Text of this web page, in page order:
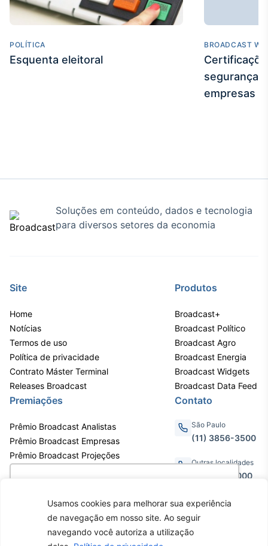
como você interage em nosso site e
personalizar conteúdo. Ao utilizar este site, você
concorda com o uso de cookies.
Usamos cookies para melhorar sua experiência
de navegação em nosso site. Ao seguir
navegando você autoriza a utilização
Broadcast
Fundos
A melhor
BroadFast
Em breve
POLÍTICA
Esquenta eleitoral
BROADCAST
segurança
empresas
Soluções em conteúdo, dados e tecnologia
para diversos setores da economia
Site
Home
Notícias
Termos de uso
Política de privacidade
Contrato Máster Terminal
Releases Broadcast
Produtos
Broadcast+
Broadcast Político
Broadcast Agro
Broadcast Energia
Broadcast Widgets
Broadcast Data Feed
Premiações
Prêmio Broadcast Analistas
Prêmio Broadcast Empresas
Prêmio Broadcast Projeções
Contato
São Paulo
(11) 3856-3500
Outras localidades
0800.011.3000
Av. Eng. Caetano Álvares, 55 - 3º e
6º andar, Bairro do Limão, São